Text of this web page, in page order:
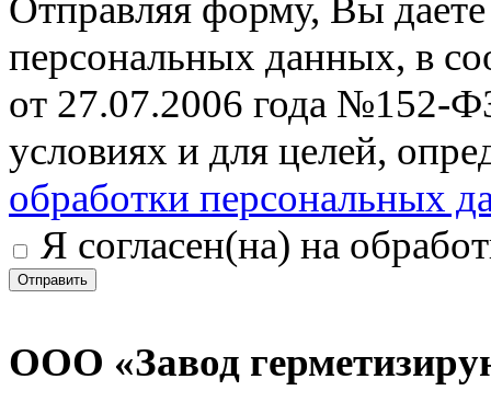
Отправляя форму, Вы даете
персональных данных, в
от 27.07.2006 года №152-
условиях и для целей,
обработки персональных
Я согласен(на) на
Отправить
ООО «Завод